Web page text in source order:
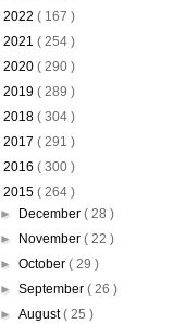
2022 ( 167 )
2021 ( 254 )
2020 ( 290 )
2019 ( 289 )
2018 ( 304 )
2017 ( 291 )
2016 ( 300 )
2015 ( 264 )
►
December ( 28 )
►
November ( 22 )
► October ( 29 )
► September ( 26 )
► August( 25 )